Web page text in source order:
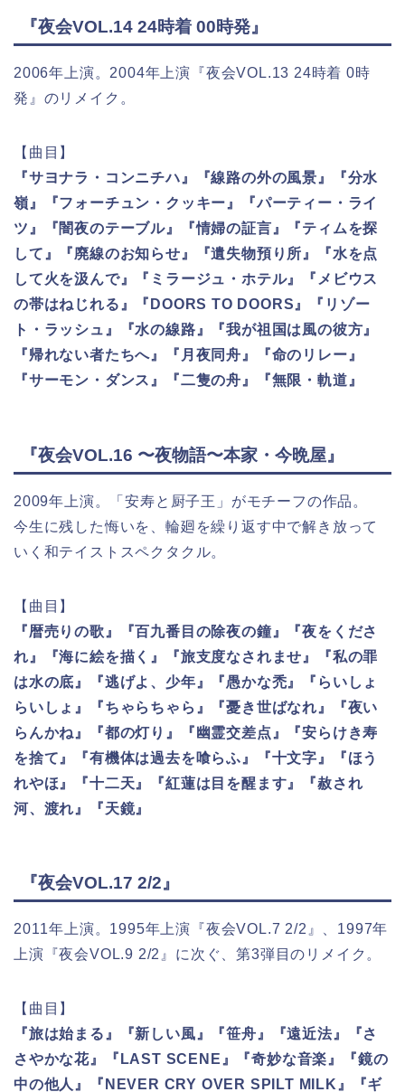
『夜会VOL.14 24時着 00時発』
2006年上演。2004年上演『夜会VOL.13 24時着 0時
発』のリメイク。
【曲目】
『サヨナラ・コンニチハ』『線路の外の風景』『分水
嶺』『フォーチュン・クッキー』『パーティー・ライ
ツ』『闇夜のテーブル』『情婦の証言』『ティムを探
して』『廃線のお知らせ』『遺失物預り所』『水を点
して火を汲んで』『ミラージュ・ホテル』『メビウス
の帯はねじれる』『DOORS TO DOORS』『リゾー
ト・ラッシュ』『水の線路』『我が祖国は風の彼方』
『帰れない者たちへ』『月夜同舟』『命のリレー』
『サーモン・ダンス』『二隻の舟』『無限・軌道』
『夜会VOL.16 〜夜物語〜本家・今晩屋』
2009年上演。「安寿と厨子王」がモチーフの作品。
今生に残した悔いを、輪廻を繰り返す中で解き放って
いく和テイストスペクタクル。
【曲目】
『暦売りの歌』『百九番目の除夜の鐘』『夜をくださ
れ』『海に絵を描く』『旅支度なされませ』『私の罪
は水の底』『逃げよ、少年』『愚かな禿』『らいしょ
らいしょ』『ちゃらちゃら』『憂き世ばなれ』『夜い
らんかね』『都の灯り』『幽霊交差点』『安らけき寿
を捨て』『有機体は過去を喰らふ』『十文字』『ほう
れやほ』『十二天』『紅蓮は目を醒ます』『赦され
河、渡れ』『天鏡』
『夜会VOL.17 2/2』
2011年上演。1995年上演『夜会VOL.7 2/2』、1997年
上演『夜会VOL.9 2/2』に次ぐ、第3弾目のリメイク。
【曲目】
『旅は始まる』『新しい風』『笹舟』『遠近法』『さ
さやかな花』『LAST SCENE』『奇妙な音楽』『鏡の
中の他人』『NEVER CRY OVER SPILT MILK』『ギ